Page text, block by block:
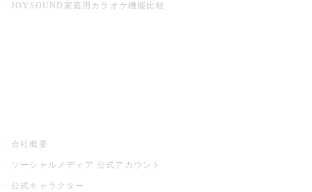
JOYSOUND家庭用カラオケ機能比較
会社概要
ソーシャルメディア 公式アカウント
公式キャラクター